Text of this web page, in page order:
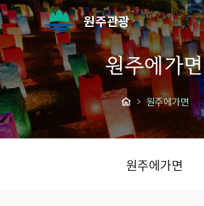
원주관광
원주에가면
원주에가면
원주에가면